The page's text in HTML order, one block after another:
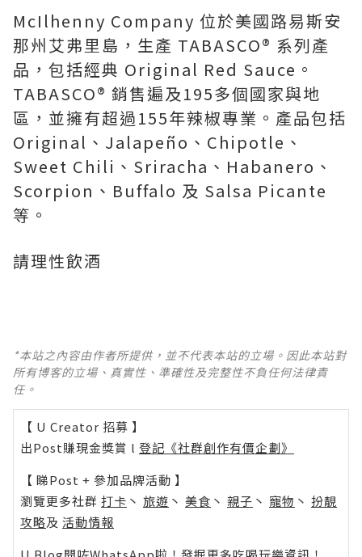
McIlhenny Company 位於美國路易斯安
那州艾弗里島，生產 TABASCO® 系列產
品，包括經典 Original Red Sauce。
TABASCO® 銷售遍及195多個國家與地
區，並擁有超過155年辣椒專業。產品包括
Original、Jalapeño、Chipotle、
Sweet Chili、Sriracha、Habanero、
Scorpion、Buffalo 及 Salsa Picante
等。
請理性飲酒
*本站之內容由作者所提供，並不代表本站的立場。因此本站對
所有博客的立場、真實性、準確性及完整性不負任何法律責
任。
【 U Creator 招募 】
出Post賺現金獎賞 l 登記《社群創作有價企劃》
【 睇Post + 參加品牌活動 】
瀏覽更多社群 打卡 丶 旅遊 丶 美食 丶 親子 丶 寵物 丶 扮靚
攻略及 活動情報